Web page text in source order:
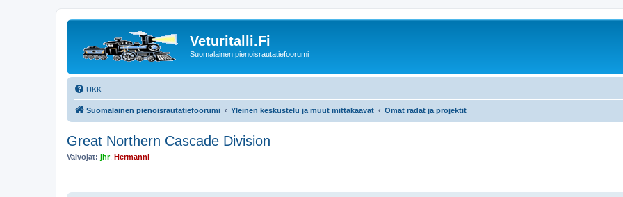
Veturitalli.Fi
Suomalainen pienoisrautatiefoorumi
UKK
Suomalainen pienoisrautatiefoorumi Yleinen keskustelu ja muut mittakaavat Omat radat ja projektit
Great Northern Cascade Division
Valvojat: jhr, Hermanni